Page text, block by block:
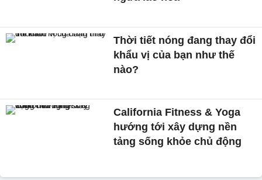
Thời tiết nóng đang thay đổi
khẩu vị của bạn như thế
nào?
California Fitness & Yoga
hướng tới xây dựng nền
tảng sống khỏe chủ động